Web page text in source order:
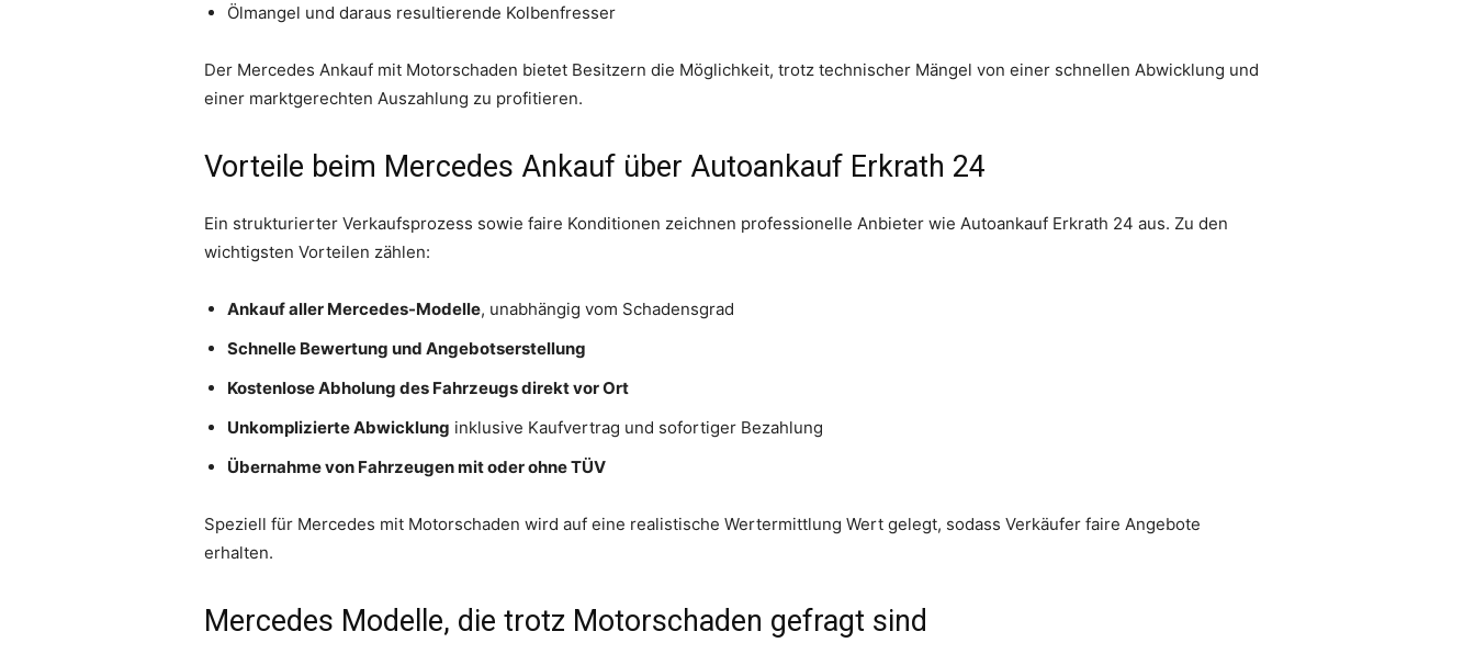
Ölmangel und daraus resultierende Kolbenfresser
Der Mercedes Ankauf mit Motorschaden bietet Besitzern die Möglichkeit, trotz technischer Mängel von einer schnellen Abwicklung und
einer marktgerechten Auszahlung zu profitieren.
Vorteile beim Mercedes Ankauf über Autoankauf Erkrath 24
Ein strukturierter Verkaufsprozess sowie faire Konditionen zeichnen professionelle Anbieter wie Autoankauf Erkrath 24 aus. Zu den
wichtigsten Vorteilen zählen:
Ankauf aller Mercedes-Modelle, unabhängig vom Schadensgrad
Schnelle Bewertung und Angebotserstellung
Kostenlose Abholung des Fahrzeugs direkt vor Ort
Unkomplizierte Abwicklung inklusive Kaufvertrag und sofortiger Bezahlung
Übernahme von Fahrzeugen mit oder ohne TÜV
Speziell für Mercedes mit Motorschaden wird auf eine realistische Wertermittlung Wert gelegt, sodass Verkäufer faire Angebote
erhalten.
Mercedes Modelle, die trotz Motorschaden gefragt sind